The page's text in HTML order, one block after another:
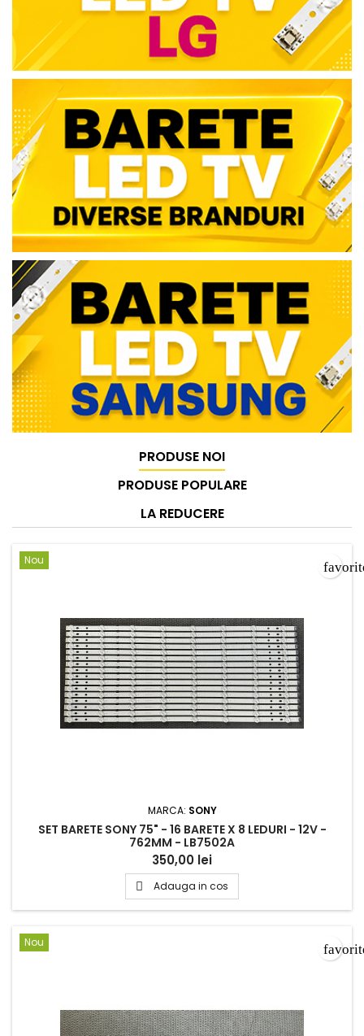
PRODUSE NOI
PRODUSE POPULARE
LA REDUCERE
Nou
MARCA: SONY
SET BARETE SONY 75" - 16 BARETE X 8 LEDURI - 12V -
762MM - LB7502A
350,00 lei
 Adauga in cos
Nou